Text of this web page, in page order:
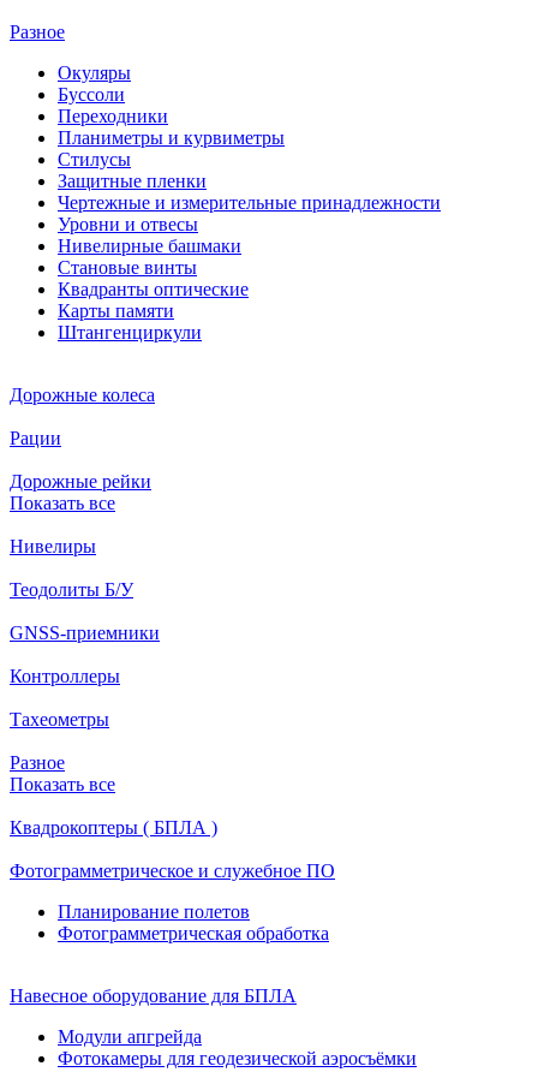
Разное
Окуляры
Буссоли
Переходники
Планиметры и курвиметры
Стилусы
Защитные пленки
Чертежные и измерительные принадлежности
Уровни и отвесы
Нивелирные башмаки
Становые винты
Квадранты оптические
Карты памяти
Штангенциркули
Дорожные колеса
Рации
Дорожные рейки
Показать все
Нивелиры
Теодолиты Б/У
GNSS-приемники
Контроллеры
Тахеометры
Разное
Показать все
Квадрокоптеры ( БПЛА )
Фотограмметрическое и служебное ПО
Планирование полетов
Фотограмметрическая обработка
Навесное оборудование для БПЛА
Модули апгрейда
Фотокамеры для геодезической аэросъёмки